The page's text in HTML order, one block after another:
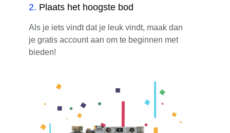
2. Plaats het hoogste bod
Als je iets vindt dat je leuk vindt, maak dan
je gratis account aan om te beginnen met
bieden!